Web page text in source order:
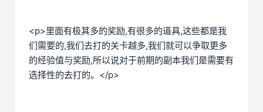
<p>里面有极其多的奖励,有很多的道具,这些都是我
们需要的,我们去打的关卡越多,我们就可以争取更多
的经验值与奖励,所以说对于前期的副本我们是需要有
选择性的去打的。</p>